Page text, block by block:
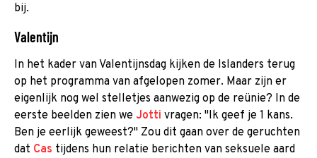
bij.
Valentijn
In het kader van Valentijnsdag kijken de Islanders terug
op het programma van afgelopen zomer. Maar zijn er
eigenlijk nog wel stelletjes aanwezig op de reünie? In de
eerste beelden zien we Jotti vragen: "Ik geef je 1 kans.
Ben je eerlijk geweest?" Zou dit gaan over de geruchten
dat Cas tijdens hun relatie berichten van seksuele aard